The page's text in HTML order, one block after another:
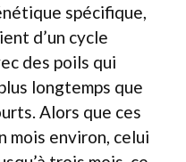
spécifique,
d’un cycle
des poils qui
longtemps que
Alors que ces
mois environ, celui